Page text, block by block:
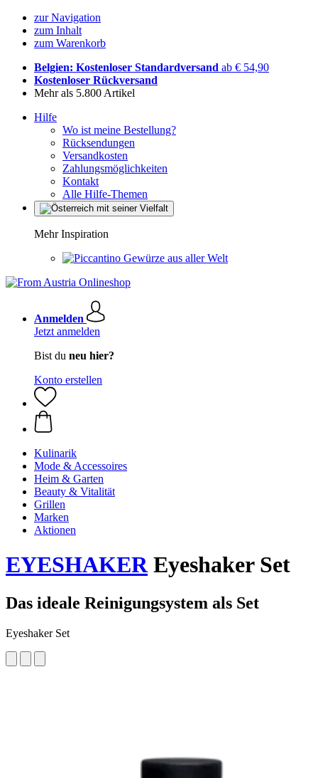
zur Navigation
zum Inhalt
zum Warenkorb
Belgien: Kostenloser Standardversand ab € 54,90
Kostenloser Rückversand
Mehr als 5.800 Artikel
Hilfe
Wo ist meine Bestellung?
Rücksendungen
Versandkosten
Zahlungsmöglichkeiten
Kontakt
Alle Hilfe-Themen
Mehr Inspiration
Gewürze aus aller Welt
Anmelden
Jetzt anmelden
Bist du neu hier?
Konto erstellen
Kulinarik
Mode & Accessoires
Heim & Garten
Beauty & Vitalität
Grillen
Marken
Aktionen
EYESHAKEREyeshaker Set
Das ideale Reinigungsystem als Set
Eyeshaker Set